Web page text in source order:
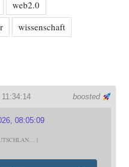
web2.0
wissenschaft
boosted
08:05:09